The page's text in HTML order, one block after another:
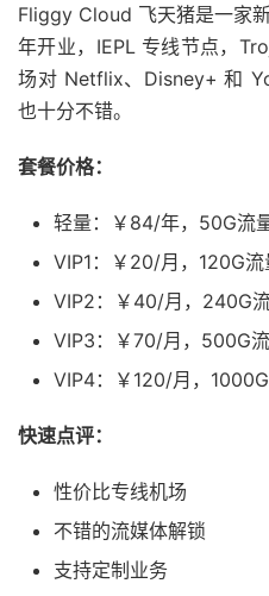
Fliggy Cloud 飞天猪是一家
年开业，IEPL 专线节点，
场对 Netflix、Disney+ 和
也十分不错。
套餐价格：
轻量：￥84/年，50G流
VIP1：￥20/月，120G流
VIP2：￥40/月，240G流
VIP3：￥70/月，500G流
VIP4：￥120/月，1000G
快速点评：
性价比专线机场
不错的流媒体解锁
支持定制业务